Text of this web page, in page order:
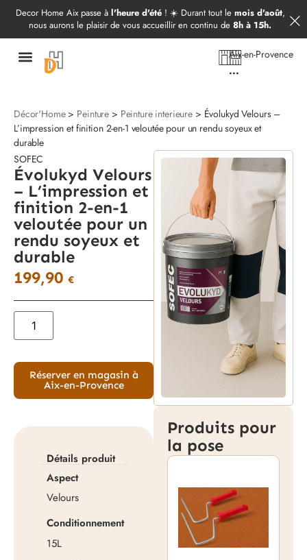
Decor Home Aix passe à l'heure d'été ! ☀️ Durant tout le mois d'août,
nous aurons le plaisir de vous accueillir en continu de 8h à 15h.
Aix-en-Provence
...
Décor'Home> Peinture > Peinture interieure > Évolukyd Velours –
L’impression et finition 2-en-1 veloutée pour un rendu soyeux et
durable
Produits pour
la pose
SOFEC
Évolukyd Velours
– L’impression et
finition 2-en-1
veloutée pour un
rendu soyeux et
durable
199,90 €
Réserver en magasin à
Aix-en-Provence
Détails produit
Aspect
Velours
Conditionnement
15L